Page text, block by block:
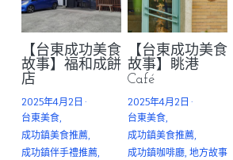
潛水證照
東海岸 | 海腳尋鯨記
卑南遺址三日遊
必備小物
懶人包
綠島住宿
綠島餐廳
關於我們
島嶼見學
【台東成功美食
故事】福和成餅
店
2025年4月2日 ·
台東美食,
成功鎮美食推薦,
成功鎮伴手禮推薦,
【台東成功美食
故事】眺港
Café
2025年4月2日 ·
台東美食,
成功鎮美食推薦,
成功鎮咖啡廳, 地方故事